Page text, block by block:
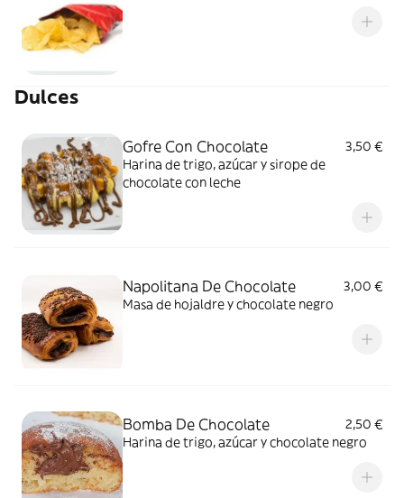
Dulces
Gofre Con Chocolate
3,50 €
Harina de trigo, azúcar y sirope de
chocolate con leche
Napolitana De Chocolate
3,00 €
Masa de hojaldre y chocolate negro
Bomba De Chocolate
2,50 €
Harina de trigo, azúcar y chocolate negro